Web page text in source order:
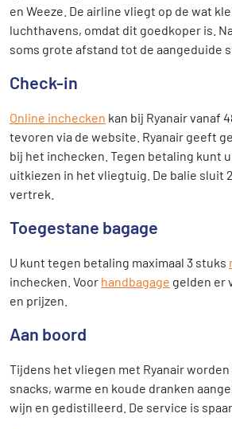
en Weeze. De airline vliegt op de wat
luchthavens, omdat dit goedkoper is.
soms grote afstand tot de aangeduide
Check-in
Online inchecken kan bij Ryanair vanaf
tevoren via de website. Ryanair geeft
bij het inchecken. Tegen betaling kunt
uitkiezen in het vliegtuig. De balie sluit
vertrek.
Toegestane bagage
U kunt tegen betaling maximaal 3 stuks
inchecken. Voor handbagage gelden er
en prijzen.
Aan boord
Tijdens het vliegen met Ryanair
snacks, warme en koude dranken
wijn en gedistilleerd. De service is